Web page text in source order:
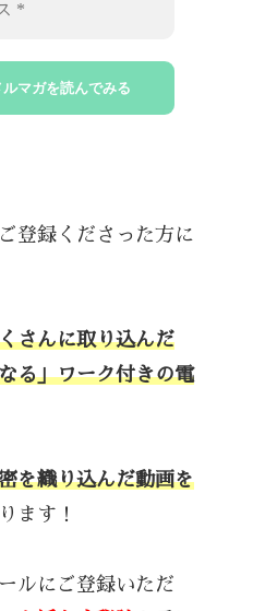
登録くださった方に
さんに取り込んだ
る」ワーク付きの電
を織り込んだ動画を
ます！
ルにご登録いただ